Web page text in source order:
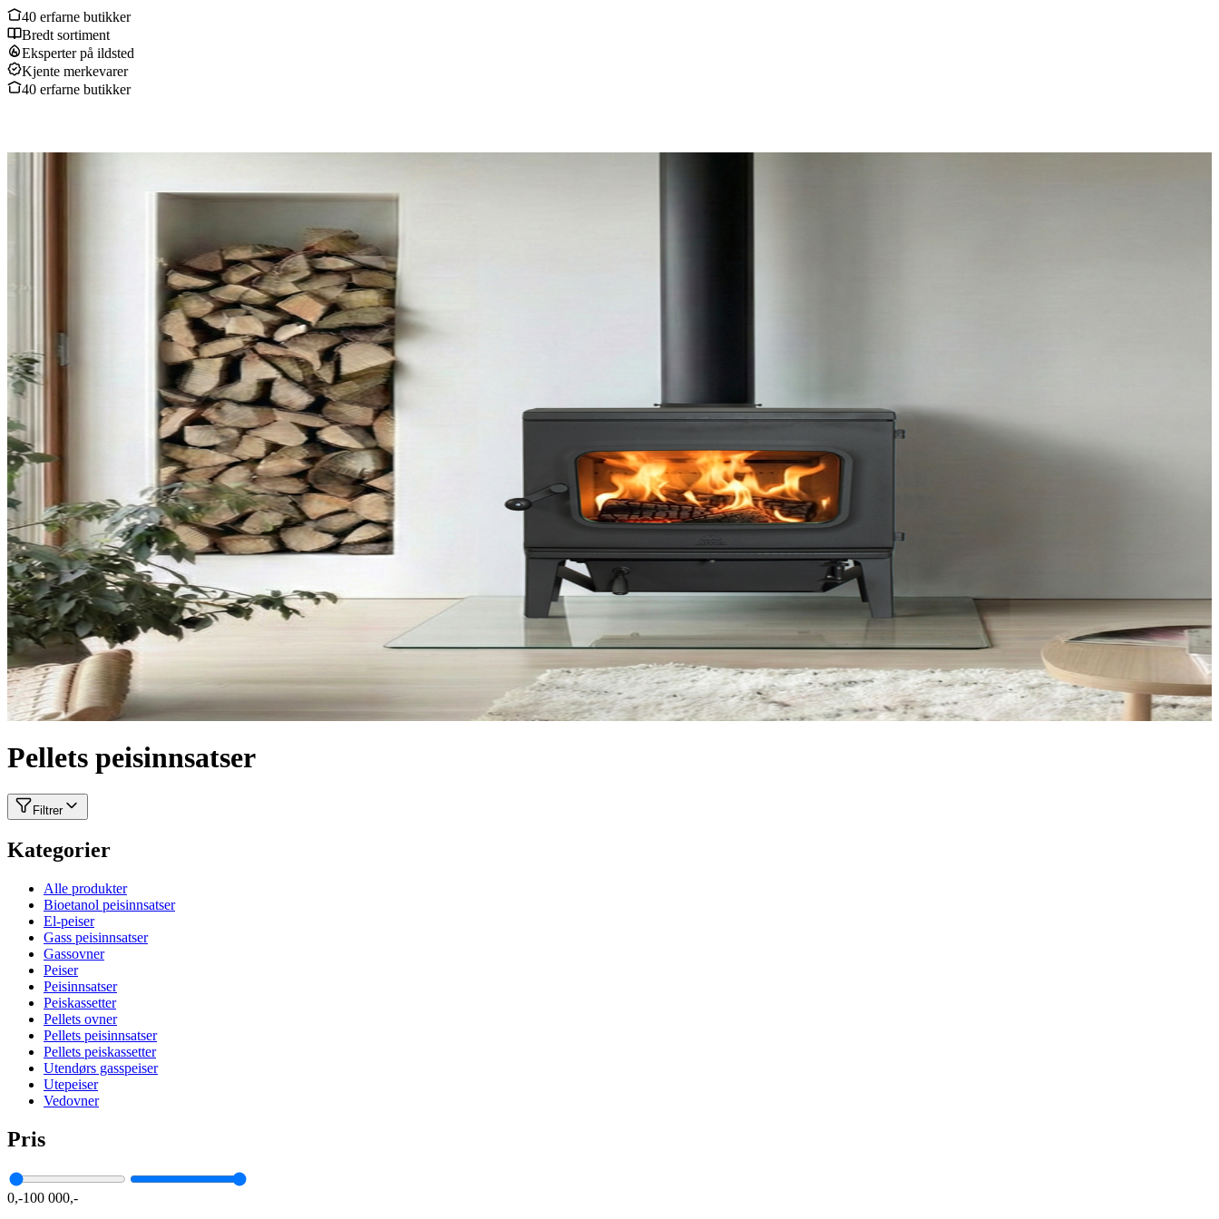
40 erfarne butikker
Bredt sortiment
Eksperter på ildsted
Kjente merkevarer
40 erfarne butikker
Peisinnsatser
Peiskassetter
Bioetanol peisinnsatser
JØTUL F 405
Moderne og kraftfull vedovn med karakter
Fra37 990 kr
A+
Lukk
InspirasjonDelbetaling PiperehabiliteringStålpipeBook befaring
Finn forhandler
Finn forhandler
Pellets peisinnsatser
Filtrer
Kategorier
Alle produkter
Bioetanol peisinnsatser
El-peiser
Gass peisinnsatser
Gassovner
Peiser
Peisinnsatser
Peiskassetter
Pellets ovner
Pellets peisinnsatser
Pellets peiskassetter
Utendørs gasspeiser
Utepeiser
Vedovner
Pris
0,-100 000,-